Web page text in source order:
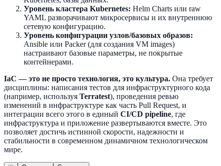
Уровень кластера Kubernetes: Helm Charts или raw
YAML разворачивают микросервисы и их внутреннюю
сетевую конфигурацию.
Уровень конфигурации узлов/базовых образов:
Ansible или Packer (для создания VM images)
настраивают базовые параметры, не покрытые
контейнерами.
IaC — это не просто технология, это культура. Она требует
дисциплины: написания тестов для инфраструктурного кода
(например, используя Terratest), проведения ревью
изменений в инфраструктуре как часть Pull Request, и
интеграции всего этого в единый CI/CD pipeline, где
инфраструктура и приложение развертываются вместе. Это
позволяет достичь истинной скорости, надежности и
стабильности в современном динамичном технологическом
мире.